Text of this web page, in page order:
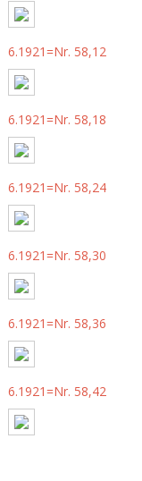
6.1921=Nr. 58,12
6.1921=Nr. 58,18
6.1921=Nr. 58,24
6.1921=Nr. 58,30
6.1921=Nr. 58,36
6.1921=Nr. 58,42